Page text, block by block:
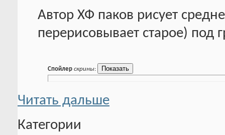
Автор ХФ паков рисует
перерисовывает старое) под
Спойлер скрины:
Читать дальше
Категории